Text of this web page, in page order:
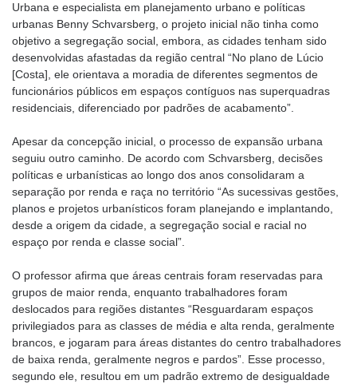
Urbana e especialista em planejamento urbano e políticas
urbanas Benny Schvarsberg, o projeto inicial não tinha como
objetivo a segregação social, embora, as cidades tenham sido
desenvolvidas afastadas da região central “No plano de Lúcio
[Costa], ele orientava a moradia de diferentes segmentos de
funcionários públicos em espaços contíguos nas superquadras
residenciais, diferenciado por padrões de acabamento”.
Apesar da concepção inicial, o processo de expansão urbana
seguiu outro caminho. De acordo com Schvarsberg, decisões
políticas e urbanísticas ao longo dos anos consolidaram a
separação por renda e raça no território “As sucessivas gestões,
planos e projetos urbanísticos foram planejando e implantando,
desde a origem da cidade, a segregação social e racial no
espaço por renda e classe social”.
O professor afirma que áreas centrais foram reservadas para
grupos de maior renda, enquanto trabalhadores foram
deslocados para regiões distantes “Resguardaram espaços
privilegiados para as classes de média e alta renda, geralmente
brancos, e jogaram para áreas distantes do centro trabalhadores
de baixa renda, geralmente negros e pardos”. Esse processo,
segundo ele, resultou em um padrão extremo de desigualdade